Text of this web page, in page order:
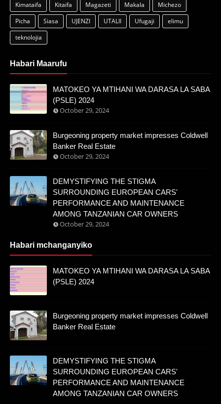
Kimataifa
Kitaifa Magazeti Makala
Michezo
Picha
Siasa UJENZI UTALII Ufugaji
elimu
teknolojia
Habari Maarufu
MATOKEO YA MTIHANI WA DARASA LA SABA
(PSLE) 2024
October 29, 2024
Burgeoning property market impresses Coldwell
Banker Real Estate
October 29, 2024
DEMYSTIFYING THE STIGMA
SURROUNDING EUROPEAN CARS'
PERFORMANCE AND MAINTENANCE
AMONG TANZANIAN CAR OWNERS
October 29, 2024
Habari mchanganyiko
MATOKEO YA MTIHANI WA DARASA LA SABA
(PSLE) 2024
Burgeoning property market impresses Coldwell
Banker Real Estate
DEMYSTIFYING THE STIGMA
SURROUNDING EUROPEAN CARS'
PERFORMANCE AND MAINTENANCE
AMONG TANZANIAN CAR OWNERS